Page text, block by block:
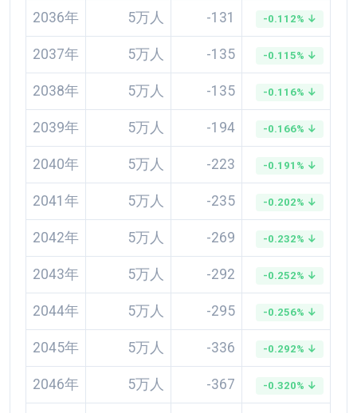
2036年 5万人 -131 -0.112% ↓
2037年 5万人 -135 -0.115% ↓
2038年 5万人 -135 -0.116% ↓
2039年 5万人 -194 -0.166% ↓
2040年 5万人 -223 -0.191% ↓
2041年 5万人 -235 -0.202% ↓
2042年 5万人 -269 -0.232% ↓
2043年 5万人 -292 -0.252% ↓
2044年 5万人 -295 -0.256% ↓
2045年 5万人 -336 -0.292% ↓
2046年 5万人 -367 -0.320% ↓